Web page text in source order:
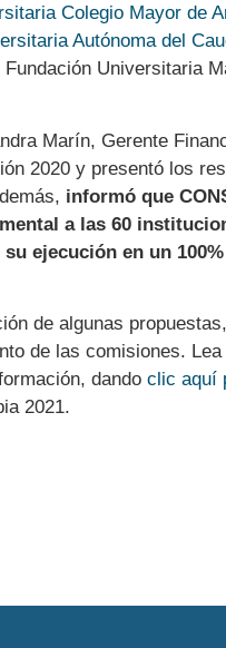
Colegio Mayor de
Autónoma del
Universitaria
Marín, Gerente
2020 y presentó los
informó que
a las 60
ejecución en un
de algunas
de las comisiones. Lea
dando clic aquí
2021.